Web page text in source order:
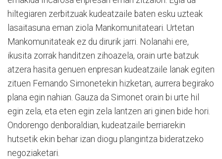
hiltegiaren zerbitzuak kudeatzaile baten esku uzteak
lasaitasuna eman ziola Mankomunitateari. Urtetan
Mankomunitateak ez du dirurik jarri. Nolanahi ere,
ikusita zorrak handitzen zihoazela, orain urte batzuk
atzera hasita genuen enpresan kudeatzaile lanak egiten
zituen Fernando Simonetekin hizketan, aurrera begirako
plana egin nahian. Gauza da Simonet orain bi urte hil
egin zela, eta eten egin zela lantzen ari ginen bide hori.
Ondorengo denboraldian, kudeatzaile berriarekin
hutsetik ekin behar izan diogu plangintza bideratzeko
negoziaketari.